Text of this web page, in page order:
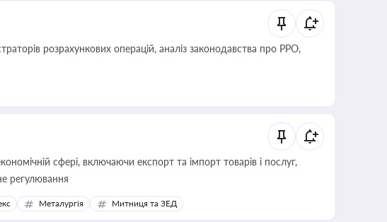
операцій, аналіз законодавства про РРО,
сфері, включаючи експорт та імпорт товарів і послуг,
регулювання
Металургія Митниця та ЗЕД